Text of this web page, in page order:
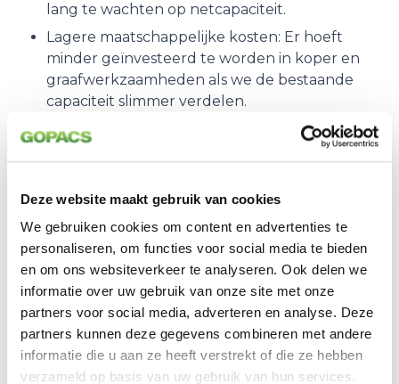
Deze website maakt gebruik van cookies
We gebruiken cookies om content en advertenties te
personaliseren, om functies voor social media te bieden
en om ons websiteverkeer te analyseren. Ook delen we
informatie over uw gebruik van onze site met onze
partners voor social media, adverteren en analyse. Deze
partners kunnen deze gegevens combineren met andere
informatie die u aan ze heeft verstrekt of die ze hebben
verzameld op basis van uw gebruik van hun services.
lang te wachten op netcapaciteit.
Lagere maatschappelijke kosten: Er hoeft
minder geïnvesteerd te worden in koper en
graafwerkzaamheden als we de bestaande
capaciteit slimmer verdelen.
6. GOPACS als de ‘Enabling
Het rapport wijst GOPACS aan als een cruciaal
praktijkvoorbeeld (case study) van hoe de
theoretische doelen van de EU in de praktijk
worden gebracht. Waar veel regio’s nog worstelen
met de scheiding tussen lokale en nationale
markten, laat GOPACS zien dat een directe
koppeling met de intraday-markt de drempel voor
marktpartijen minimaliseert. Het fungeert niet als